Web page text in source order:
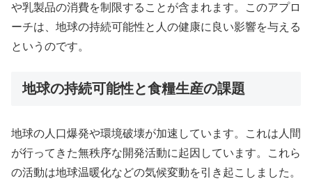
や乳製品の消費を制限することが含まれます。このアプロ
ーチは、地球の持続可能性と人の健康に良い影響を与える
というのです。
地球の持続可能性と食糧生産の課題
地球の人口爆発や環境破壊が加速しています。これは人間
が行ってきた無秩序な開発活動に起因しています。これら
の活動は地球温暖化などの気候変動を引き起こしました。